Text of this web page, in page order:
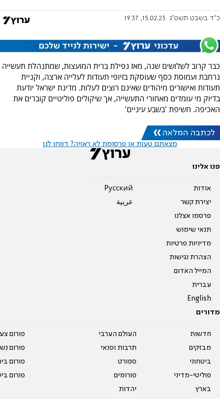
כ"ד בשבט תשפ"ג 15.02.23, 19:37
כבר קרוב לשלושים שנה, מאז נפילת ברית המועצות, שמתנהלת תעשייה
נרחבת ועמוסת כסף שעוסקת בזיופי תעודות לעלייה ארצה, וקניית
תעודות ואישורים מיהודים שאינם רוצים לעלות. מדינת ישראל יודעת
בדיוק מי עומדים מאחורי התעשייה, אך שיקולים פוליטיים קוברים את
האכיפה. חשיפת 'בשבע עיניים'
לכתבה המלאה
מצאתם טעות או פרסומת לא ראויה? דווחו לנו
פנו אלינו
אודות
יצירת קשר
פרסמו אצלנו
תנאי שימוש
מדיניות פרטיות
הצהרת נגישות
המייל האדום
עברית
English
Pусский
عربية
מדורים
חדשות
מבזקים
ביטחוני
פוליטי-מדיני
בארץ
העולם הערבי
תרבות ופנאי
ספורט
פורומים
יהדות
פורום
פורום
פורום
פורום